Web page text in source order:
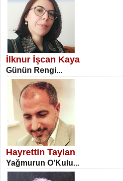
SATILMIŞ ÜMİT ÇETİNKAYA
Erkenlik...
NECLA DİLEK ARSLAN
Öğretmenler Günü Mahkemesi...
İlknur İşcan Kaya
Günün Rengi...
Hayrettin Taylan
Yağmurun O’Kulu...